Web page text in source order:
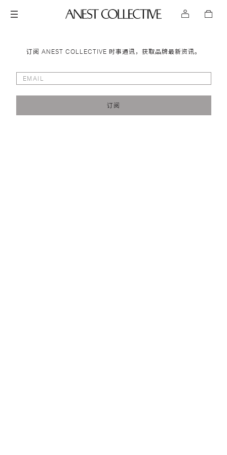
订阅 ANEST COLLECTIVE 时事通讯，获取品牌最新资讯。
订阅